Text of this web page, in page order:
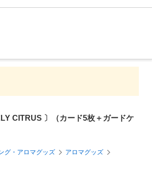
CITRUS 〕（カード5枚＋ガードケ
グ・アロマグッズ
アロマグッズ